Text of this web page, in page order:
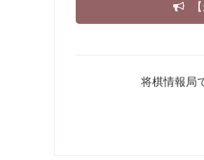
将棋情報局